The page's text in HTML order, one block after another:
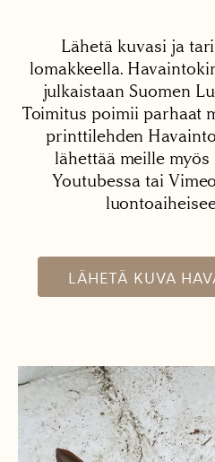
Lähetä kuvasi ja
lomakkeella.
julkaistaan Suomen
Toimitus poimii parhaat
printtilehden
lähettää meille
Youtubessa tai
LÄHETÄ KUVA